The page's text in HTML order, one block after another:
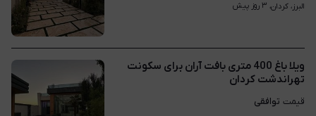
البرز، کردان، ۳ روز پیش
ویلا باغ 400 متری بافت آران برای سکونت
تهراندشت کردان
قیمت توافقی